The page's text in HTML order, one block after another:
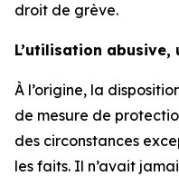
droit de grève.
L’utilisation abusive,
À l’origine, la
de mesure de
des circonstances
les faits. Il n’avait